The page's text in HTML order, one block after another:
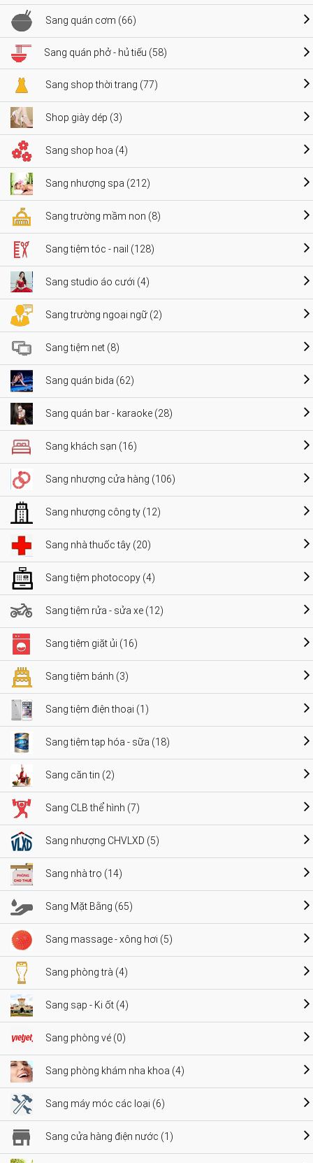
Sang quán cơm (66)
Sang quán phở - hủ tiếu (58)
Sang shop thời trang (77)
Shop giày dép (3)
Sang shop hoa (4)
Sang nhượng spa (212)
Sang trường mầm non (8)
Sang tiệm tóc - nail (128)
Sang studio áo cưới (4)
Sang trường ngoại ngữ (2)
Sang tiệm net (8)
Sang quán bida (62)
Sang quán bar - karaoke (28)
Sang khách sạn (16)
Sang nhượng cửa hàng (106)
Sang nhượng công ty (12)
Sang nhà thuốc tây (20)
Sang tiệm photocopy (4)
Sang tiệm rửa - sửa xe (12)
Sang tiệm giặt ủi (16)
Sang tiệm bánh (3)
Sang tiệm điện thoại (1)
Sang tiệm tạp hóa - sữa (18)
Sang căn tin (2)
Sang CLB thể hình (7)
Sang nhượng CHVLXD (5)
Sang nhà trọ (14)
Sang Mặt Bằng (65)
Sang massage - xông hơi (5)
Sang phòng trà (4)
Sang sạp - Ki ốt (4)
Sang phòng vé (0)
Sang phòng khám nha khoa (4)
Sang máy móc các loại (6)
Sang cửa hàng điện nước (1)